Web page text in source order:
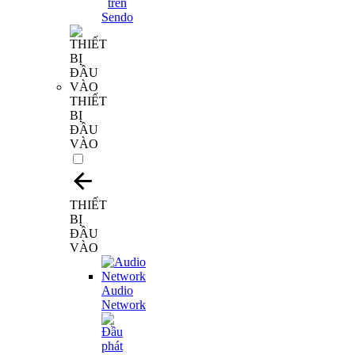
THIẾT
BỊ
ĐẦU
VÀO
THIẾT
BỊ
ĐẦU
VÀO
Audio
Network